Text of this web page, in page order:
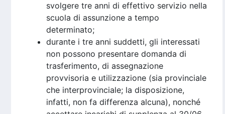
svolgere tre anni di effettivo servizio nella
scuola di assunzione a tempo
determinato;
durante i tre anni suddetti, gli interessati
non possono presentare domanda di
trasferimento, di assegnazione
provvisoria e utilizzazione (sia provinciale
che interprovinciale; la disposizione,
infatti, non fa differenza alcuna), nonché